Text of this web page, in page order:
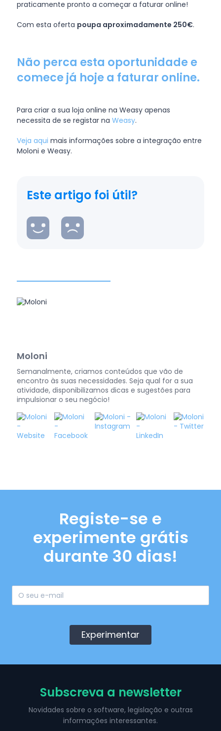
praticamente pronto a começar a faturar online!
Com esta oferta poupa aproximadamente 250€.
Não perca esta oportunidade e
comece já hoje a faturar online.
Para criar a sua loja online na Weasy apenas
necessita de se registar na Weasy.
Veja aqui mais informações sobre a integração entre
Moloni e Weasy.
Este artigo foi útil?
Moloni
Semanalmente, criamos conteúdos que vão de
encontro às suas necessidades. Seja qual for a sua
atividade, disponibilizamos dicas e sugestões para
impulsionar o seu negócio!
Registe-se e
experimente grátis
durante 30 dias!
Experimentar
Subscreva a newsletter
Novidades sobre o software, legislação e outras
informações interessantes.